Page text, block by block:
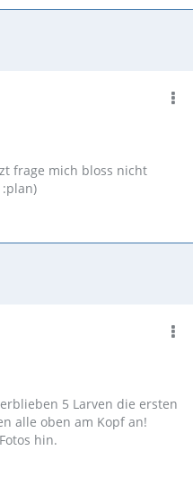
frage mich bloss nicht
5 Larven die ersten
alle oben am Kopf an!
hin.